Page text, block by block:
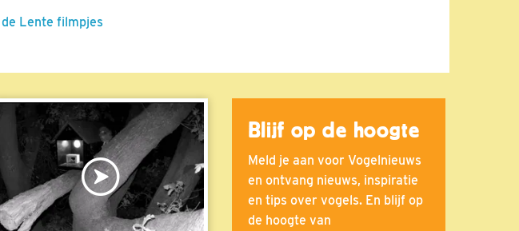
Lente filmpjes
Blijf op de hoogte
Meld je aan voor Vogelnieuws
en ontvang nieuws, inspiratie
en tips over vogels. En blijf op
de hoogte van